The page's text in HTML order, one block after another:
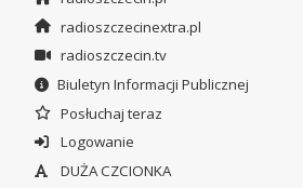
radioszczecinextra.pl
radioszczecin.tv
Biuletyn Informacji Publicznej
Posłuchaj teraz
Logowanie
DUŻA CZCIONKA